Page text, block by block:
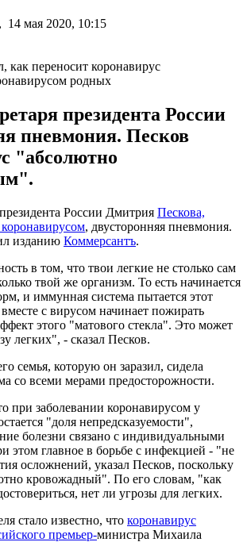
14 мая 2020, 10:15
родных
президента России
пневмония. Песков
"абсолютно
России Дмитрия Пескова,
, двусторонняя пневмония.
изданию Коммерсантъ.
в том, что твои легкие не столько сам
твой же организм. То есть начинается
и иммунная система пытается этот
с вирусом начинает пожирать
этого "матового стекла". Это может
легких", - сказал Песков.
семья, которую он заразил, сидела
со всеми мерами предосторожности.
при заболевании коронавирусом у
"доля непредсказуемости",
болезни связано с индивидуальными
этом главное в борьбе с инфекцией - "не
осложнений, указал Песков, поскольку
кровожадный". По его словам, "как
нет ли угрозы для легких.
стало известно, что коронавирус
премьер-министра Михаила